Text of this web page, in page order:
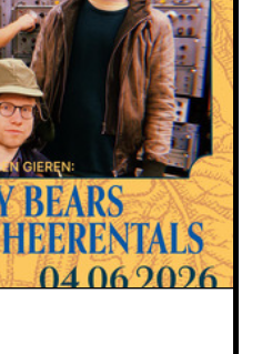
op maat van onze serre!
met Adia Vanheerentals en Fuzzy
Gieren.